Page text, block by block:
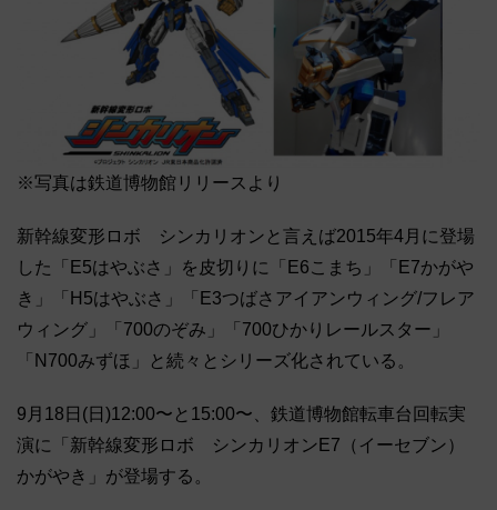
※写真は鉄道博物館リリースより
新幹線変形ロボ シンカリオンと言えば2015年4月に登場
した「E5はやぶさ」を皮切りに「E6こまち」「E7かがや
き」「H5はやぶさ」「E3つばさアイアンウィング/フレア
ウィング」「700のぞみ」「700ひかりレールスター」
「N700みずほ」と続々とシリーズ化されている。
9月18日(日)12:00〜と15:00〜、鉄道博物館転車台回転実
演に「新幹線変形ロボ シンカリオンE7（イーセブン）
かがやき」が登場する。